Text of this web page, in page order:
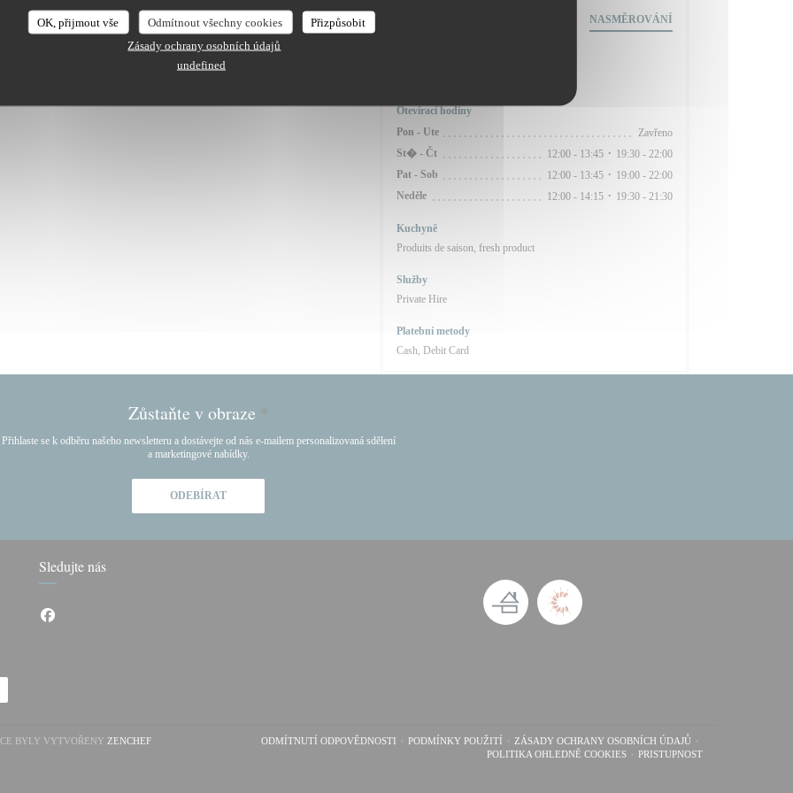
OK, přijmout vše Odmítnout všechny cookies
Přizpůsobit
Zásady ochrany osobních údajů
undefined
NASMĚROVÁNÍ
Otevírací hodiny
Pon - Ute
Zavřeno
St� - Čt 12:00 - 13:45 •
19:30 - 22:00
Pat - Sob 12:00 - 13:45 •
19:00 - 22:00
Neděle
12:00 - 14:15 • 19:30 - 21:30
Kuchyně
Produits de saison, fresh product
Služby
Private Hire
Platební metody
Cash, Debit Card
Zůstaňte v obraze *
Přihlaste se k odběru našeho newsletteru a dostávejte od nás e-mailem personalizovaná sdělení
a marketingové nabídky.
ODEBÍRAT
Sledujte nás
Facebook ((otevře se v novém okně))
BYLY VYTVOŘENY ZENCHEF((OTEVŘE SE V NOVÉM OKNĚ))ODMÍTNUTÍ ODPOVĚDNOSTI((OTEVŘE SE V NOVÉM OKNĚ))
PODMÍNKY POUŽITÍ((OTEVŘE SE V NOVÉM OKNĚ))
ZÁSADY OCHRANY OSOBNÍCH ÚDAJŮ
((OTEVŘE SE V NOVÉM OKNĚ))
POLITIKA OHLEDNĚ COOKIES((OTEVŘE SE V NOVÉM OKNĚ))
PRISTUPNOST((OTEVŘE SE V NOVÉM